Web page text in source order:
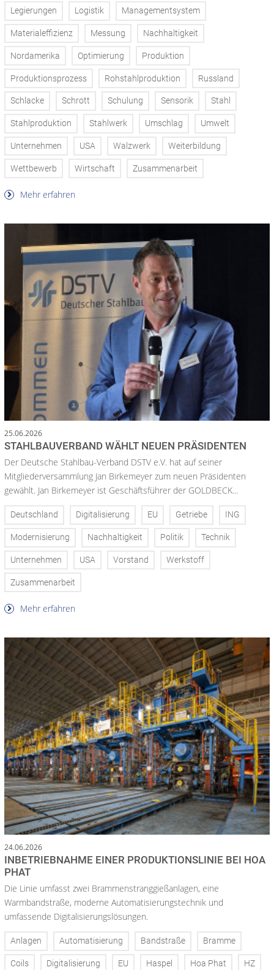
Legierungen Logistik Managementsystem
Materialeffizienz Messung Nachhaltigkeit
Nordamerika Optimierung Produktion
Produktionsprozess Rohstahlproduktion Russland
Schlacke Schrott Schulung Sensorik Stahl
Stahlproduktion Stahlwerk Umschlag Umwelt
Unternehmen USA Walzwerk Weiterbildung
Wettbewerb Wirtschaft Zusammenarbeit
Mehr erfahren
25.06.2026
STAHLBAUVERBAND WÄHLT NEUEN PRÄSIDENTEN
Der Deutsche Stahlbau-Verband DSTV e.V. hat auf seiner
Mitgliederversammlung Jan Birkemeyer zum neuen Präsidenten
gewählt. Jan Birkemeyer ist Geschäftsführer der GOLDBECK...
Deutschland Digitalisierung EU Getriebe ING
Modernisierung Nachhaltigkeit Politik Technik
Unternehmen USA Vorstand Werkstoff
Zusammenarbeit
Mehr erfahren
24.06.2026
INBETRIEBNAHME EINER PRODUKTIONSLINIE BEI HOA
PHAT
Die Linie umfasst zwei Brammenstranggießanlagen, eine
Warmbandstraße, moderne Automatisierungstechnik und
umfassende Digitalisierungslösungen.
Anlagen Automatisierung Bandstraße Bramme
Coils Digitalisierung EU Haspel Hoa Phat HZ